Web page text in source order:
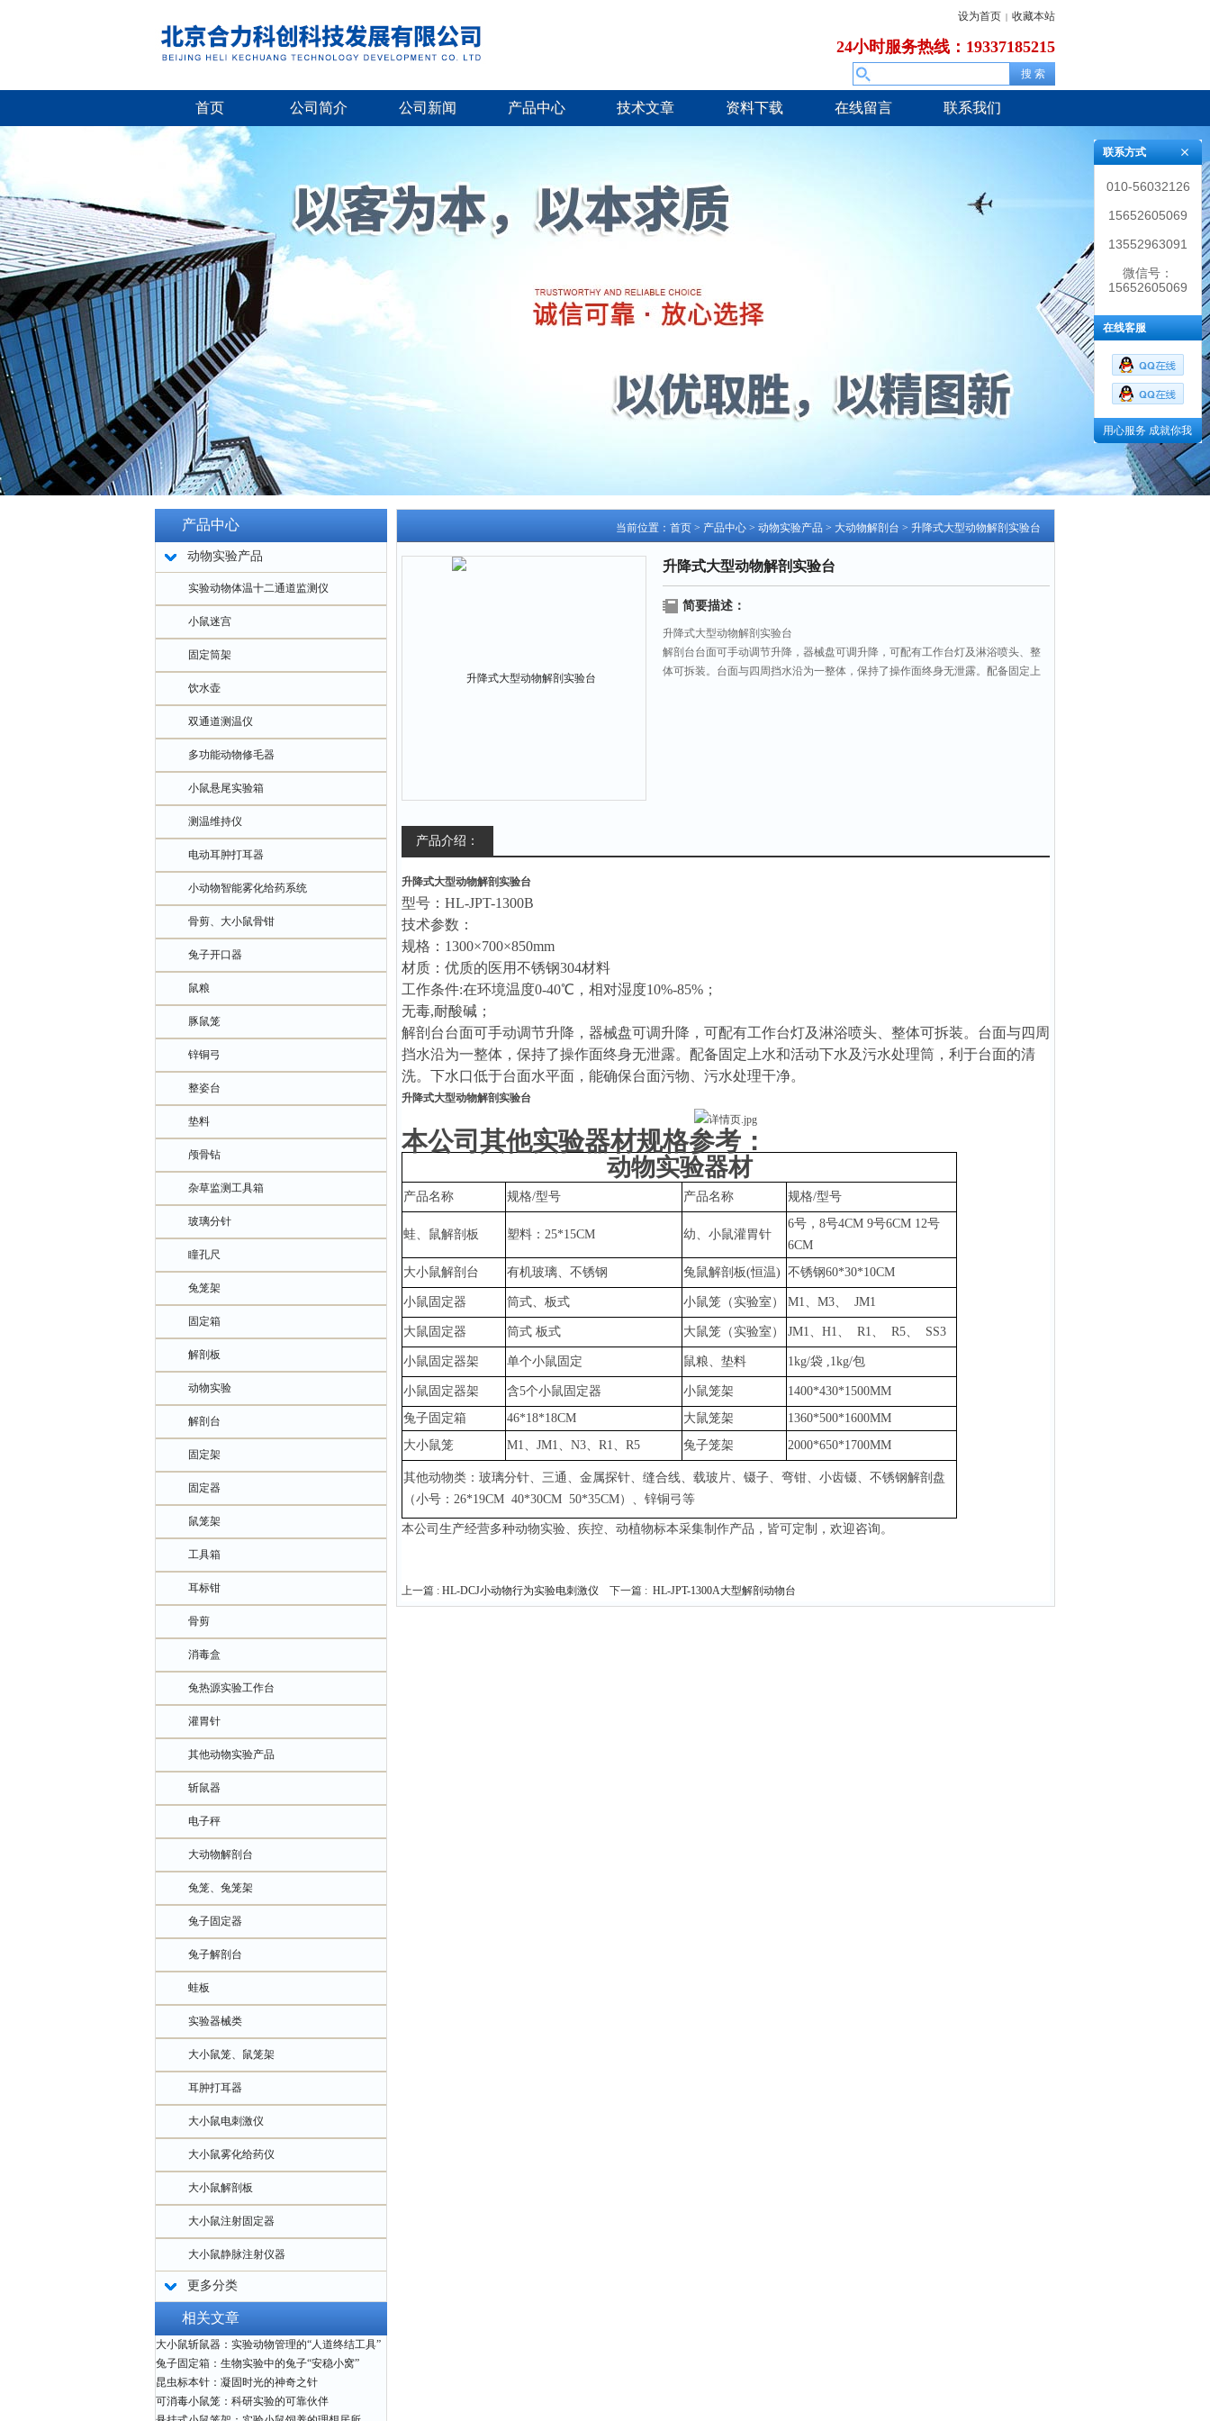
设为首页 | 收藏本站
24小时服务热线：19337185215
首页 公司简介 公司新闻 产品中心 技术文章 资料下载 在线留言 联系我们
产品中心
动物实验产品
实验动物体温十二通道监测仪
小鼠迷宫
固定筒架
饮水壶
双通道测温仪
多功能动物修毛器
小鼠悬尾实验箱
测温维持仪
电动耳肿打耳器
小动物智能雾化给药系统
骨剪、大小鼠骨钳
兔子开口器
鼠粮
豚鼠笼
锌铜弓
整姿台
垫料
颅骨钻
杂草监测工具箱
玻璃分针
瞳孔尺
兔笼架
固定箱
解剖板
动物实验
解剖台
固定架
固定器
鼠笼架
工具箱
耳标钳
骨剪
消毒盒
兔热源实验工作台
灌胃针
其他动物实验产品
斩鼠器
电子秤
大动物解剖台
兔笼、兔笼架
兔子固定器
兔子解剖台
蛙板
实验器械类
大小鼠笼、鼠笼架
耳肿打耳器
大小鼠电刺激仪
大小鼠雾化给药仪
大小鼠解剖板
大小鼠注射固定器
大小鼠静脉注射仪器
更多分类
相关文章
大小鼠斩鼠器：实验动物管理的“人道终结工具”
兔子固定箱：生物实验中的兔子“安稳小窝”
昆虫标本针：凝固时光的神奇之针
可消毒小鼠笼：科研实验的可靠伙伴
当前位置： 首页 > 产品中心 > 动物实验产品 > 大动物解剖台 > 升降式大型动物解剖实验台
升降式大型动物解剖实验台
简要描述：
升降式大型动物解剖实验台
解剖台台面可手动调节升降，器械盘可调升降，可配有工作台灯及淋浴喷头、整
体可拆装。台面与四周挡水沿为一整体，保持了操作面终身无泄露。配备固定上
产品介绍：
升降式大型动物解剖实验台
型号： HL-JPT-1300B
技术参数：
规格： 1300×700×850mm
材质：优质的医用不锈钢304材料
工作条件:在环境温度0-40℃，相对湿度10%-85%；
无毒,耐酸碱；
解剖台台面可手动调节升降，器械盘可调升降，可配有工作台灯及淋浴喷头、整体可拆装。台面与四周
挡水沿为一整体，保持了操作面终身无泄露。配备固定上水和活动下水及污水处理筒，利于台面的清
洗。下水口低于台面水平面，能确保台面污物、污水处理干净。
升降式大型动物解剖实验台
本公司其他实验器材规格参考：
动物实验器材
产品名称 规格/型号 产品名称 规格/型号
蛙、鼠解剖板 塑料： 25*15CM 幼、小鼠灌胃针
6号，8号4CM 9号6CM 12号
6CM
大小鼠解剖台
有机玻璃、不锈钢 兔鼠解剖板(恒温) 不锈钢60*30*10CM
小鼠固定器 筒式、板式 小鼠笼（实验室） M1、M3、 JM1
大鼠固定器 筒式 板式 大鼠笼（实验室） JM1、H1、 R1、 R5、 SS3
小鼠固定器架 单个小鼠固定 鼠粮、垫料 1kg/袋 ,1kg/包
小鼠固定器架 含5个小鼠固定器 小鼠笼架
1400*430*1500MM
兔子固定箱
46*18*18CM 大鼠笼架
1360*500*1600MM
大小鼠笼
M1、JM1、N3、R1、R5 兔子笼架 2000*650*1700MM
其他动物类：玻璃分针、三通、金属探针、缝合线、载玻片、镊子、弯钳、小齿镊、不锈钢解剖盘
（小号： 26*19CM 40*30CM 50*35CM）、锌铜弓等
本公司生产经营多种动物实验、疾控、动植物标本采集制作产品，皆可定制，欢迎咨询。
上一篇 : HL-DCJ小动物行为实验电刺激仪 下一篇 : HL-JPT-1300A大型解剖动物台
联系方式
010-56032126
15652605069
13552963091
微信号：
15652605069
在线客服
用心服务 成就你我